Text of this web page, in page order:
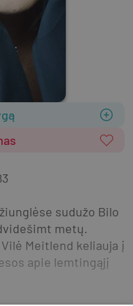
sudužo Bilo
metų.
Meitlend keliauja į
apie lemtingąjį